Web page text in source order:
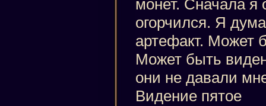
монет. Сначала я
огорчился. Я
артефакт. Может
Может быть
они не давали
Видение пятое